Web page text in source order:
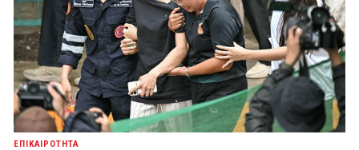
ΕΠΙΚΑΙΡΟΤΗΤΑ